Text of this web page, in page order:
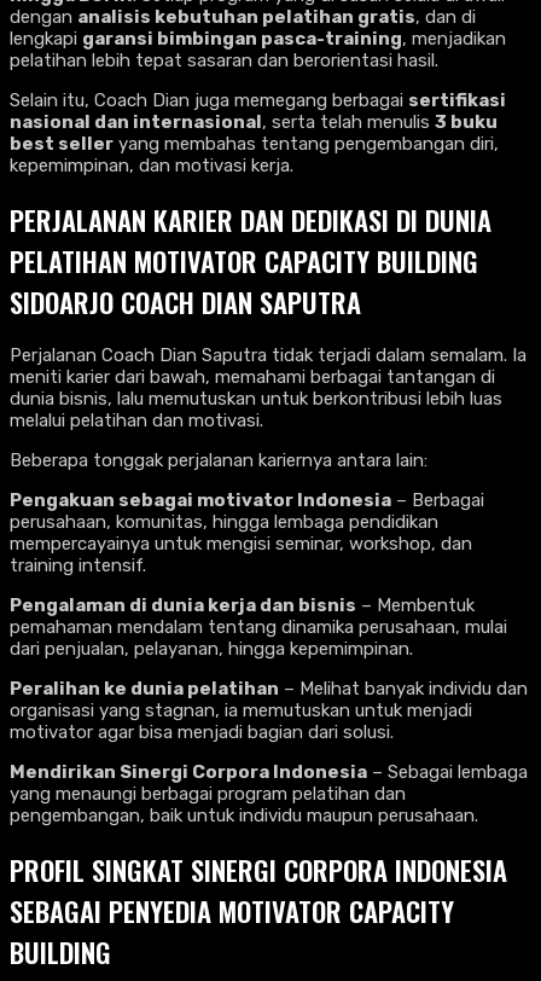
dengan analisis kebutuhan pelatihan gratis, dan di
lengkapi garansi bimbingan pasca-training, menjadikan
pelatihan lebih tepat sasaran dan berorientasi hasil.
Selain itu, Coach Dian juga memegang berbagai sertifikasi
nasional dan internasional, serta telah menulis 3 buku
best seller yang membahas tentang pengembangan diri,
kepemimpinan, dan motivasi kerja.
PERJALANAN KARIER DAN DEDIKASI DI DUNIA
PELATIHAN MOTIVATOR CAPACITY BUILDING
SIDOARJO COACH DIAN SAPUTRA
Perjalanan Coach Dian Saputra tidak terjadi dalam semalam. Ia
meniti karier dari bawah, memahami berbagai tantangan di
dunia bisnis, lalu memutuskan untuk berkontribusi lebih luas
melalui pelatihan dan motivasi.
Beberapa tonggak perjalanan kariernya antara lain:
Pengakuan sebagai motivator Indonesia – Berbagai
perusahaan, komunitas, hingga lembaga pendidikan
mempercayainya untuk mengisi seminar, workshop, dan
training intensif.
Pengalaman di dunia kerja dan bisnis – Membentuk
pemahaman mendalam tentang dinamika perusahaan, mulai
dari penjualan, pelayanan, hingga kepemimpinan.
Peralihan ke dunia pelatihan – Melihat banyak individu dan
organisasi yang stagnan, ia memutuskan untuk menjadi
motivator agar bisa menjadi bagian dari solusi.
Mendirikan Sinergi Corpora Indonesia – Sebagai lembaga
yang menaungi berbagai program pelatihan dan
pengembangan, baik untuk individu maupun perusahaan.
PROFIL SINGKAT SINERGI CORPORA INDONESIA
SEBAGAI PENYEDIA MOTIVATOR CAPACITY
BUILDING